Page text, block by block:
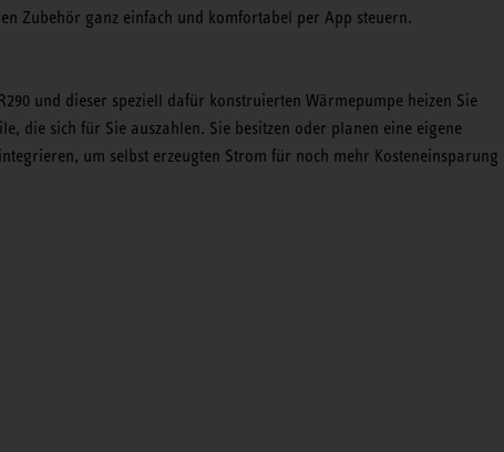
Zubehör ganz einfach und komfortabel per App steuern.
und dieser speziell dafür konstruierten Wärmepumpe heizen Sie
die sich für Sie auszahlen. Sie besitzen oder planen eine eigene
um selbst erzeugten Strom für noch mehr Kosteneinsparung